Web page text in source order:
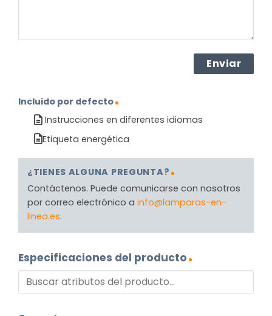
Incluido por defecto
Instrucciones en diferentes idiomas
Etiqueta energética
¿TIENES ALGUNA PREGUNTA?
Contáctenos. Puede comunicarse con nosotros
por correo electrónico a info@lamparas-en-
linea.es.
Especificaciones del producto